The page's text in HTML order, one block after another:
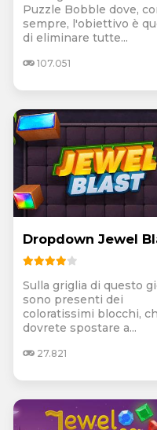
Puzzle Bobble dove,
sempre, l'obiettivo è
di eliminare tutte...
107.051
Dropdown Jewel
Sulla griglia di questo
sono presenti dei
coloratissimi blocchi,
dovrete spostare a...
27.821